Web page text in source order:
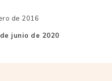
de 2016
junio de 2020